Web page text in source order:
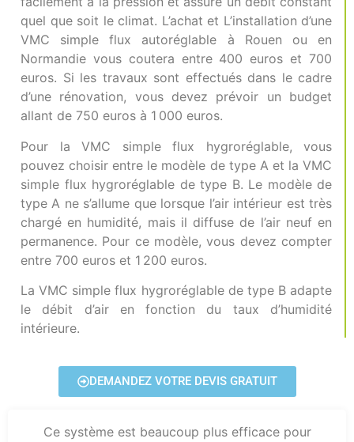
quel que soit le climat. L’achat et L’installation d’une
VMC simple flux autoréglable à Rouen ou en
Normandie vous coutera entre 400 euros et 700
euros. Si les travaux sont effectués dans le cadre
d’une rénovation, vous devez prévoir un budget
allant de 750 euros à 1 000 euros.
Pour la VMC simple flux hygroréglable, vous
pouvez choisir entre le modèle de type A et la VMC
simple flux hygroréglable de type B. Le modèle de
type A ne s’allume que lorsque l’air intérieur est très
chargé en humidité, mais il diffuse de l’air neuf en
permanence. Pour ce modèle, vous devez compter
entre 700 euros et 1 200 euros.
La VMC simple flux hygroréglable de type B adapte
le débit d’air en fonction du taux d’humidité
intérieure.
DEMANDEZ VOTRE DEVIS GRATUIT
Ce système est beaucoup plus efficace pour